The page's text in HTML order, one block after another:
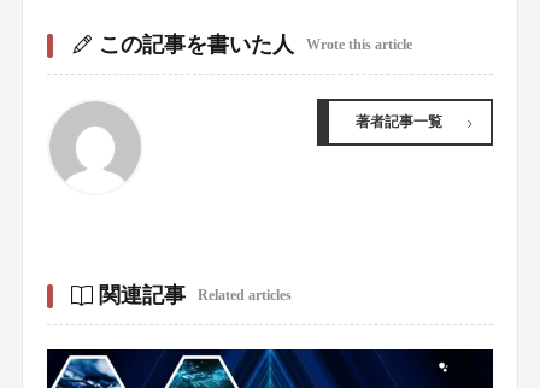
この記事を書いた人 Wrote this article
著者記事一覧
関連記事 Related articles